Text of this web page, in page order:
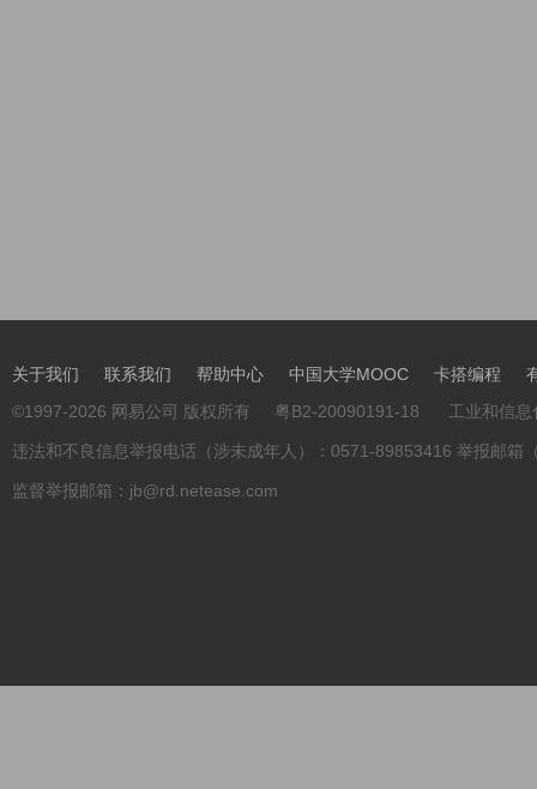
关于我们 联系我们 帮助中心 中国大学MOOC 卡搭编程
©1997-2026 网易公司 版权所有 粤B2-20090191-18 工业和信
违法和不良信息举报电话（涉未成年人）：0571-89853416 举报邮
监督举报邮箱：jb@rd.netease.com